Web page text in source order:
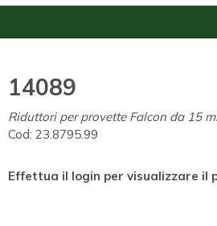
14089
Riduttori per provette Falcon da 15
Cod: 23.8795.99
Effettua il login per visualizzare il